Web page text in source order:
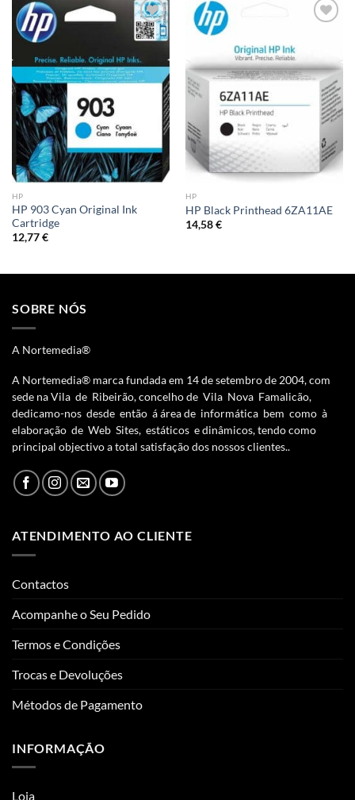
Adicionar
á lista de
desejos
HP
HP 903 Cyan Original Ink
Cartridge
12,77€
HP
HP Black Printhead 6ZA11AE
14,58€
SOBRE NÓS
A Nortemedia®
A Nortemedia® marca fundada em 14 de setembro de 2004, com
sede na Vila de Ribeirão, concelho de Vila Nova Famalicão,
dedicamo-nos desde então á área de informática bem como à
elaboração de Web Sites, estáticos e dinâmicos, tendo como
principal objectivo a total satisfação dos nossos clientes..
ATENDIMENTO AO CLIENTE
Contactos
Acompanhe o Seu Pedido
Termos e Condições
Trocas e Devoluções
Métodos de Pagamento
INFORMAÇÃO
Loja